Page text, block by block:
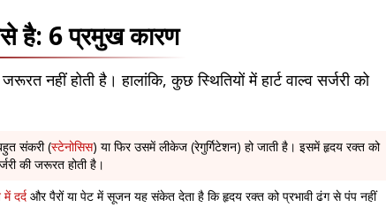
है: 6 प्रमुख कारण
नहीं होती है। हालांकि, कुछ स्थितियों में हार्ट वाल्व सर्जरी को
संकरी (स्टेनोसिस) या फिर उसमें लीकेज (रेगुर्गिटेशन) हो जाती है। इसमें हृदय रक्त को
की जरूरत होती है।
दर्द और पैरों या पेट में सूजन यह संकेत देता है कि हृदय रक्त को प्रभावी ढंग से पंप नहीं